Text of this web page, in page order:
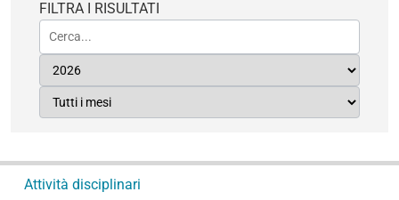
FILTRA I RISULTATI
Attività disciplinari